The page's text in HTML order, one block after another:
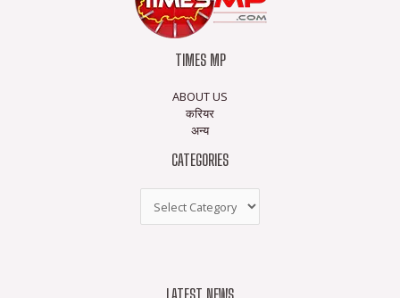
TIMES MP
ABOUT US
करियर
अन्य
CATEGORIES